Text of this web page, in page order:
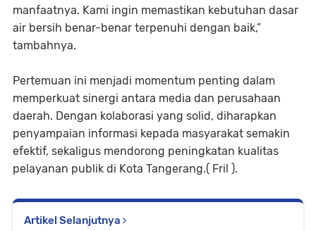
manfaatnya. Kami ingin memastikan kebutuhan dasar
air bersih benar-benar terpenuhi dengan baik,”
tambahnya.
Pertemuan ini menjadi momentum penting dalam
memperkuat sinergi antara media dan perusahaan
daerah. Dengan kolaborasi yang solid, diharapkan
penyampaian informasi kepada masyarakat semakin
efektif, sekaligus mendorong peningkatan kualitas
pelayanan publik di Kota Tangerang.( Fril ).
Artikel Selanjutnya